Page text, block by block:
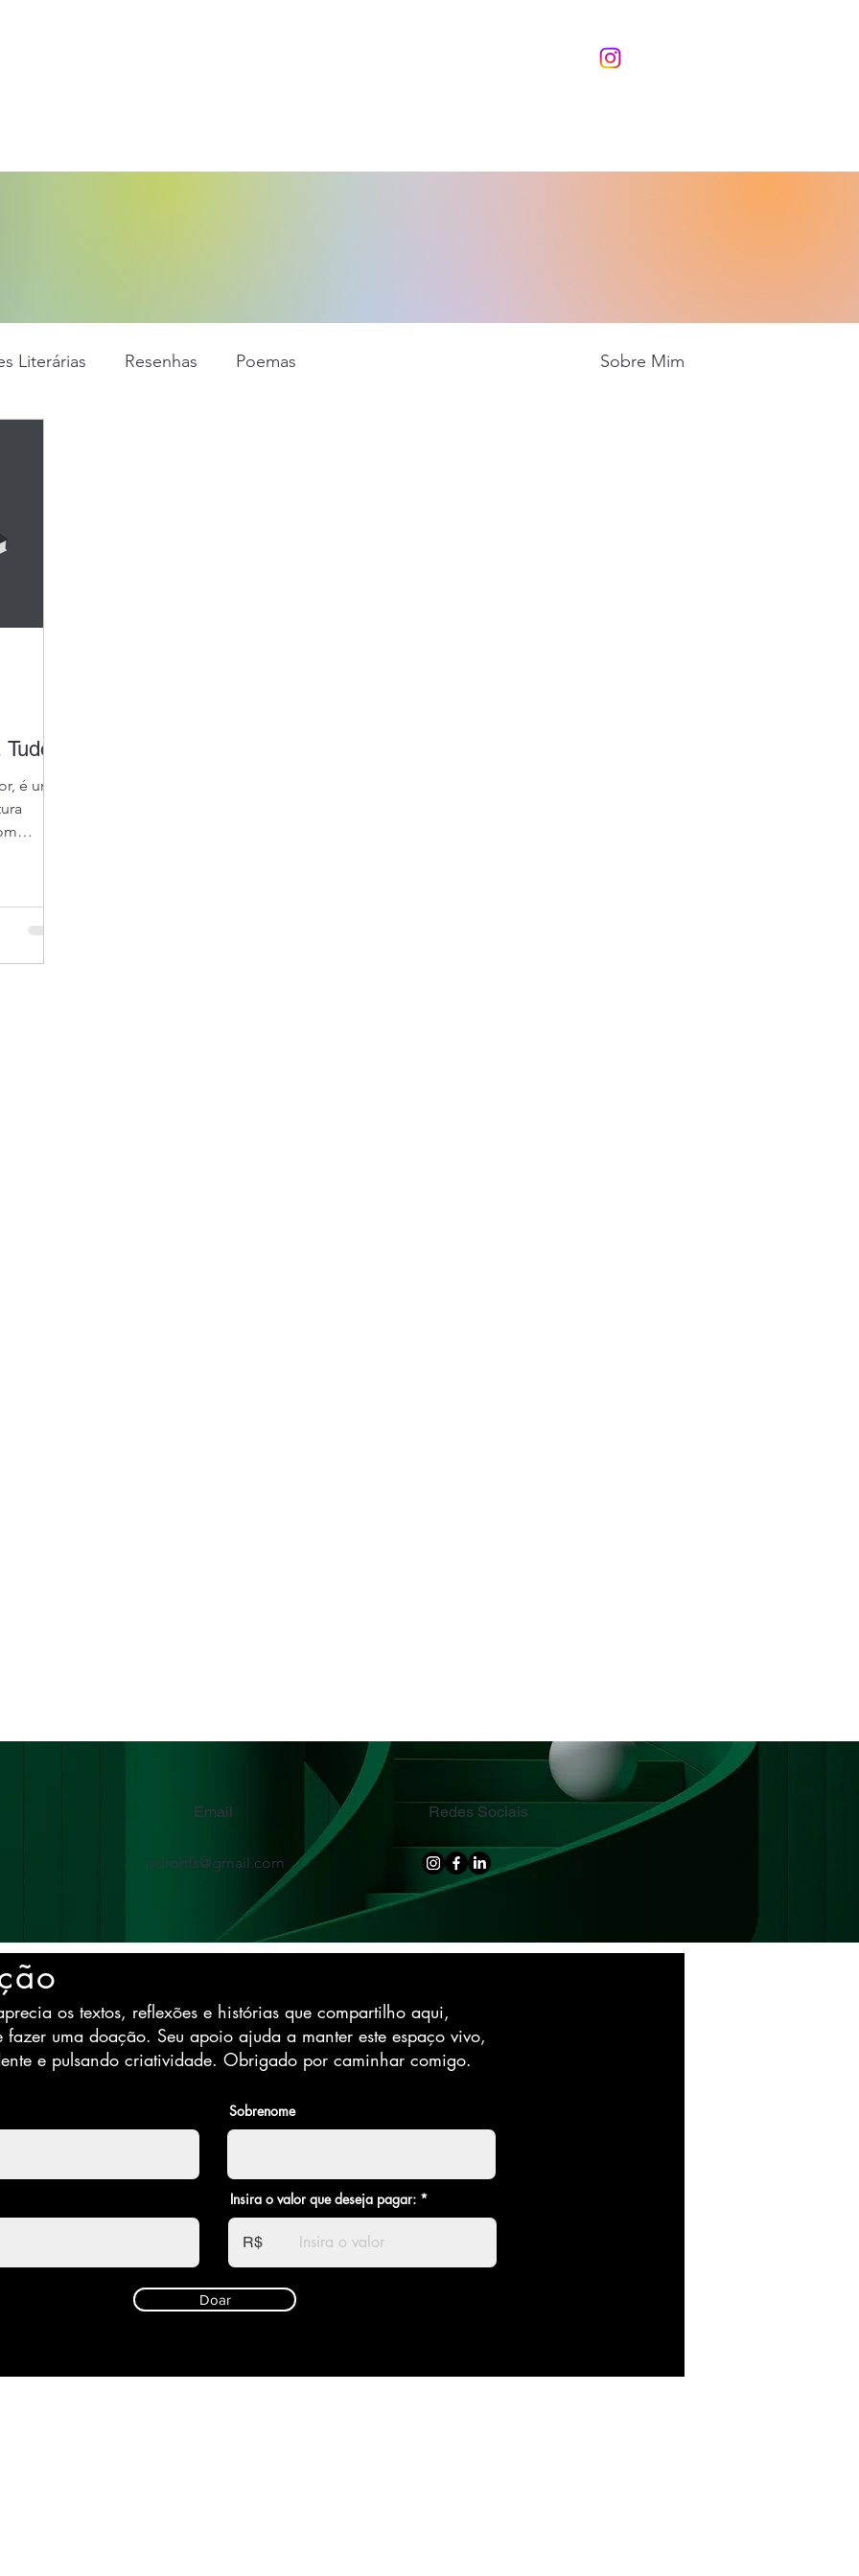
Literárias Resenhas Poemas Sobre Mim
é um
Email
pdrohfs@gmail.com
Redes Sociais
os textos, reflexões e histórias que compartilho aqui,
fazer uma doação. Seu apoio ajuda a manter este espaço vivo,
e pulsando criatividade. Obrigado por caminhar comigo.
Sobrenome
Insira o valor que deseja pagar:
R$
Doar